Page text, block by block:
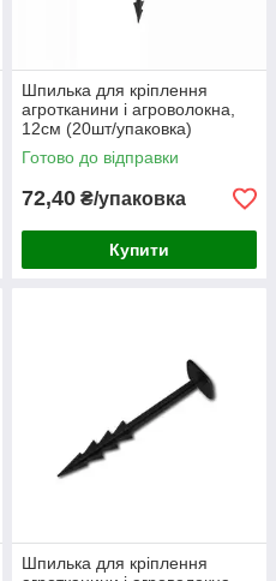
Шпилька для кріплення
агротканини і агроволокна,
12см (20шт/упаковка)
Готово до відправки
72,40 ₴/упаковка
Купити
Шпилька для кріплення